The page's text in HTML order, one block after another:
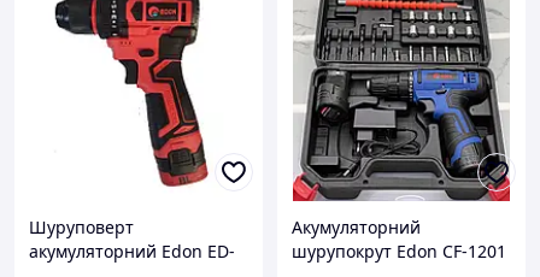
Шуруповерт
акумуляторний Edon ED-
Акумуляторний
шурупокрут Edon CF-1201